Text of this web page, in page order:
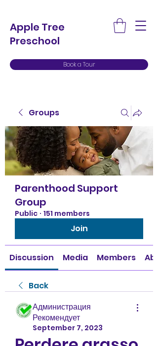
Apple Tree
Preschool
Book a Tour
Groups
Parenthood Support
Group
Public · 151 members
Join
Discussion Media Members
Back
Администрация
Рекомендует
September 7, 2023